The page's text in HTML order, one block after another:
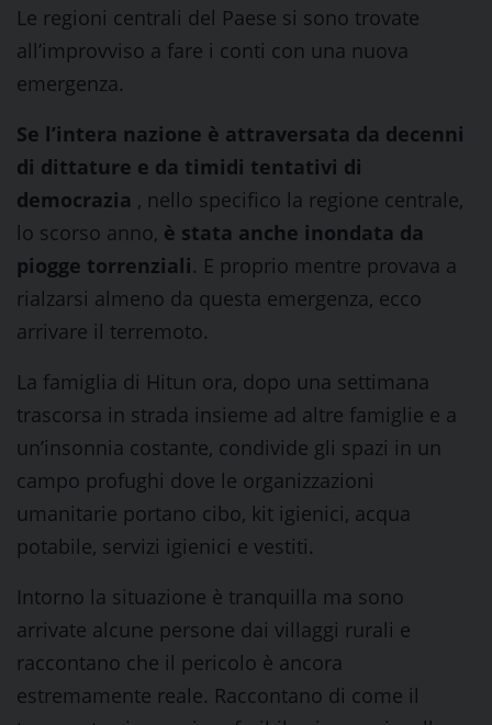
Le regioni centrali del Paese si sono trovate
all’improvviso a fare i conti con una nuova
emergenza.
Se l’intera nazione è attraversata da decenni
di dittature e da timidi tentativi di
democrazia , nello specifico la regione centrale,
lo scorso anno, è stata anche inondata da
piogge torrenziali. E proprio mentre provava a
rialzarsi almeno da questa emergenza, ecco
arrivare il terremoto.
La famiglia di Hitun ora, dopo una settimana
trascorsa in strada insieme ad altre famiglie e a
un’insonnia costante, condivide gli spazi in un
campo profughi dove le organizzazioni
umanitarie portano cibo, kit igienici, acqua
potabile, servizi igienici e vestiti.
Intorno la situazione è tranquilla ma sono
arrivate alcune persone dai villaggi rurali e
raccontano che il pericolo è ancora
estremamente reale. Raccontano di come il